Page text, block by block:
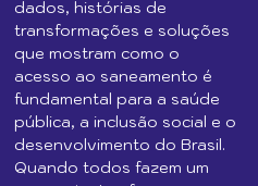
dados, histórias de
transformações e soluções
que mostram como o
acesso ao saneamento é
fundamental para a saúde
pública, a inclusão social e o
desenvolvimento do Brasil.
Quando todos fazem um